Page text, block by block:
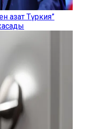
азат Түркия”